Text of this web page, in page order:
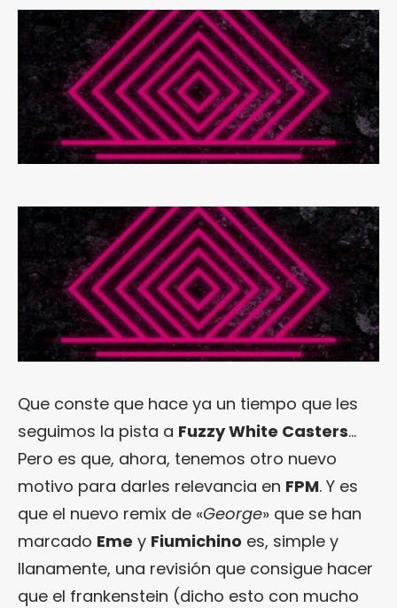
Que conste que hace ya un tiempo que les
seguimos la pista a Fuzzy White Casters…
Pero es que, ahora, tenemos otro nuevo
motivo para darles relevancia en FPM. Y es
que el nuevo remix de «George» que se han
marcado Eme y Fiumichino es, simple y
llanamente, una revisión que consigue hacer
que el frankenstein (dicho esto con mucho